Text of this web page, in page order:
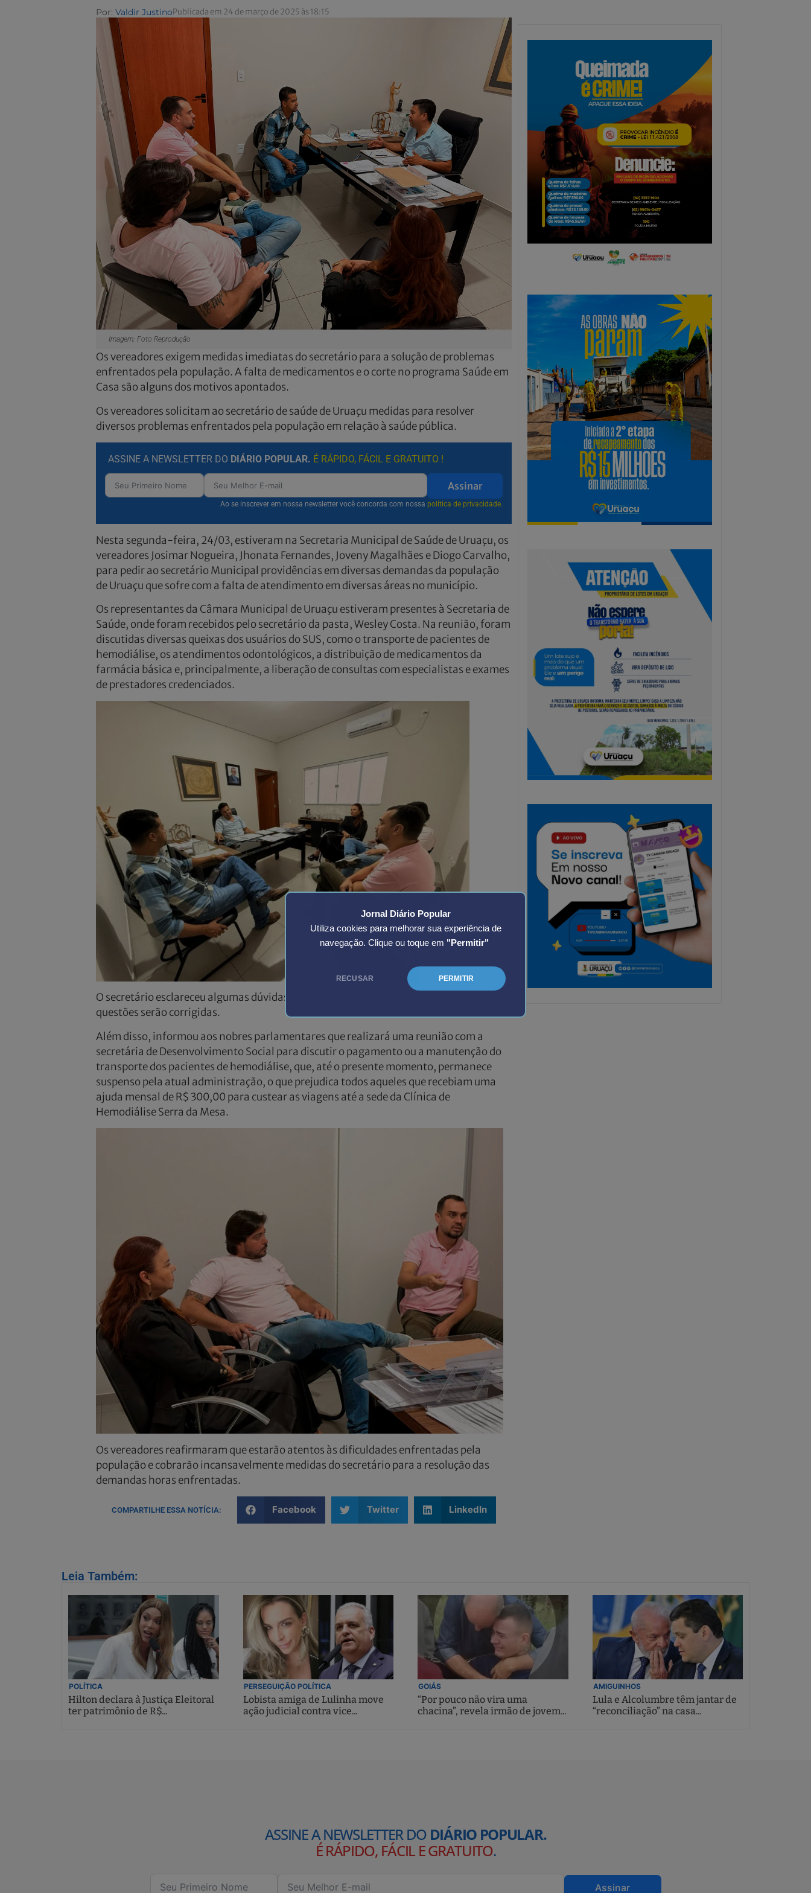
Jornal Diário Popular
Utiliza cookies para melhorar sua experiência de
navegação. Clique ou toque em "Permitir"
RECUSAR PERMITIR
Por: Valdir JustinoPublicada em 24 de março de 2025 às 18:15
Imagem: Foto Reprodução
Os vereadores exigem medidas imediatas do secretário para a solução de problemas
enfrentados pela população. A falta de medicamentos e o corte no programa Saúde em
Casa são alguns dos motivos apontados.
Os vereadores solicitam ao secretário de saúde de Uruaçu medidas para resolver
diversos problemas enfrentados pela população em relação à saúde pública.
ASSINE A NEWSLETTER DO DIÁRIO POPULAR. É RÁPIDO, FÁCIL E GRATUITO !
Assinar
Ao se inscrever em nossa newsletter você concorda com nossa política de privacidade.
Nesta segunda-feira, 24/03, estiveram na Secretaria Municipal de Saúde de Uruaçu, os
vereadores Josimar Nogueira, Jhonata Fernandes, Joveny Magalhães e Diogo Carvalho,
para pedir ao secretário Municipal providências em diversas demandas da população
de Uruaçu que sofre com a falta de atendimento em diversas áreas no município.
Os representantes da Câmara Municipal de Uruaçu estiveram presentes à Secretaria de
Saúde, onde foram recebidos pelo secretário da pasta, Wesley Costa. Na reunião, foram
discutidas diversas queixas dos usuários do SUS, como o transporte de pacientes de
hemodiálise, os atendimentos odontológicos, a distribuição de medicamentos da
farmácia básica e, principalmente, a liberação de consultas com especialistas e exames
de prestadores credenciados.
O secretário esclareceu algumas dúvidas e anunciou que, no dia 2 de abril, essas
questões serão corrigidas.
Além disso, informou aos nobres parlamentares que realizará uma reunião com a
secretária de Desenvolvimento Social para discutir o pagamento ou a manutenção do
transporte dos pacientes de hemodiálise, que, até o presente momento, permanece
suspenso pela atual administração, o que prejudica todos aqueles que recebiam uma
ajuda mensal de R$ 300,00 para custear as viagens até a sede da Clínica de
Hemodiálise Serra da Mesa.
Os vereadores reafirmaram que estarão atentos às dificuldades enfrentadas pela
população e cobrarão incansavelmente medidas do secretário para a resolução das
demandas horas enfrentadas.
COMPARTILHE ESSA NOTÍCIA: Facebook Twitter LinkedIn
Leia Também:
POLÍTICA
Hilton declara à Justiça Eleitoral
ter patrimônio de R$...
PERSEGUIÇÃO POLÍTICA
Lobista amiga de Lulinha move
ação judicial contra vice...
GOIÁS
“Por pouco não vira uma
chacina”, revela irmão de jovem...
AMIGUINHOS
Lula e Alcolumbre têm jantar de
“reconciliação” na casa...
ASSINE A NEWSLETTER DO DIÁRIO POPULAR.
É RÁPIDO, FÁCIL E GRATUITO.
Assinar